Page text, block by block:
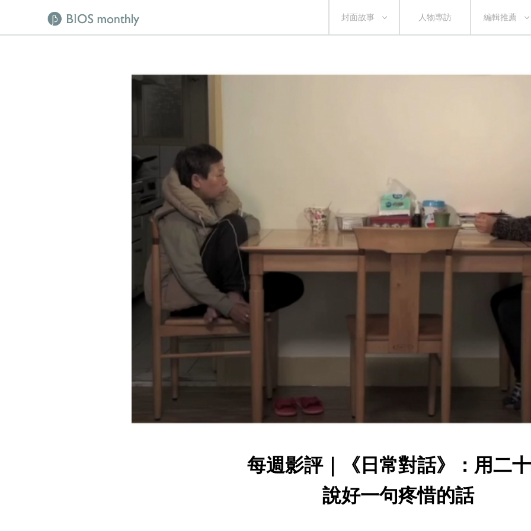
封面故事 人物專訪 編輯推薦
每週影評｜《日常對話》：用二
說好一句疼惜的話